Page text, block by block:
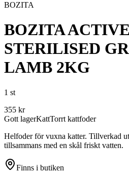
BOZITA
BOZITA
STERILISED
LAMB 2KG
1 st
355 kr
Gott lagerKattTorrt kattfoder
Helfoder för vuxna katter. Tillverkad
tillsammans med en skål friskt vatten.
Finns i butiken